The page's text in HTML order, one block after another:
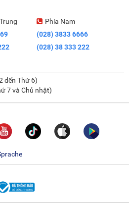
Phía Nam
(028) 3833 6666
(028) 38 333 222
đến Thứ 6)
7 và Chủ nhật)